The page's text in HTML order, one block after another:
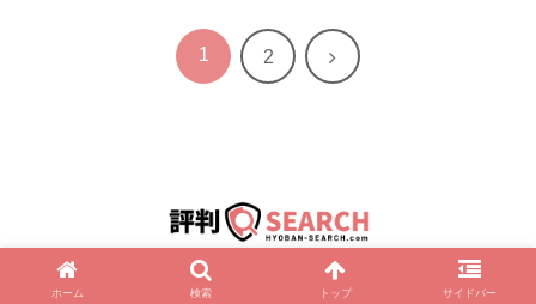
1 2 次
© 2025 評判サーチ.
ホーム 検索 トップ サイドバー